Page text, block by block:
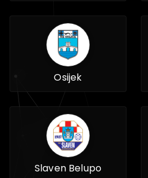
Osijek
Slaven Belupo